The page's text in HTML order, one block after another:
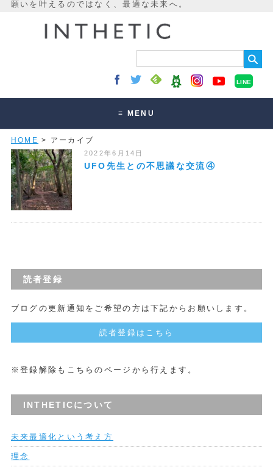
LINE
≡ MENU
講座・セッション
HOME > アーカイブ
2022年6月14日
UFO先生との不思議な交流④
読者登録
ブログの更新通知をご希望の方は下記からお願いします。
読者登録はこちら
※登録解除もこちらのページから行えます。
INTHETICについて
未来最適化という考え方
理念